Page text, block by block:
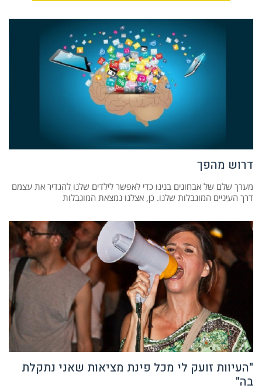
דרוש מהפך
מערך שלם של אבחונים בנינו כדי לאפשר לילדים שלנו להגדיר את עצמם
דרך העיניים המוגבלות שלנו. כן, אצלנו נמצאת המוגבלות
"העיוות זועק לי מכל פינת מציאות שאני נתקלת
בה"